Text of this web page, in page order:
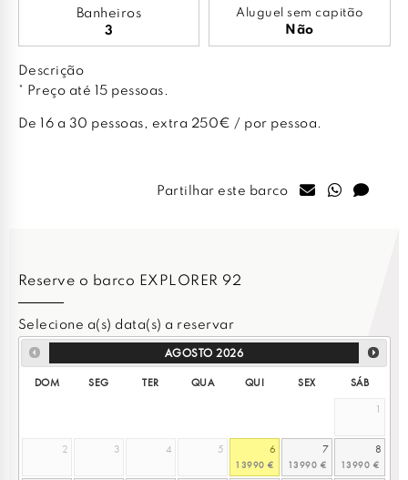
Banheiros
3
Aluguel sem capitão
Não
Descrição
* Preço até 15 pessoas.
De 16 a 30 pessoas, extra 250€ / por pessoa.
Partilhar este barco
Reserve o barco EXPLORER 92
Selecione a(s) data(s) a reservar
AGOSTO 2026
DOM SEG TER QUA QUI SEX
SÁB
1
2 3 4 5 6 7 8